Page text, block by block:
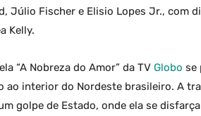
Júlio Fischer e Elisio Lopes Jr., com
Kelly.
“A Nobreza do Amor” da TV Globo se
ao interior do Nordeste brasileiro. A
golpe de Estado, onde ela se